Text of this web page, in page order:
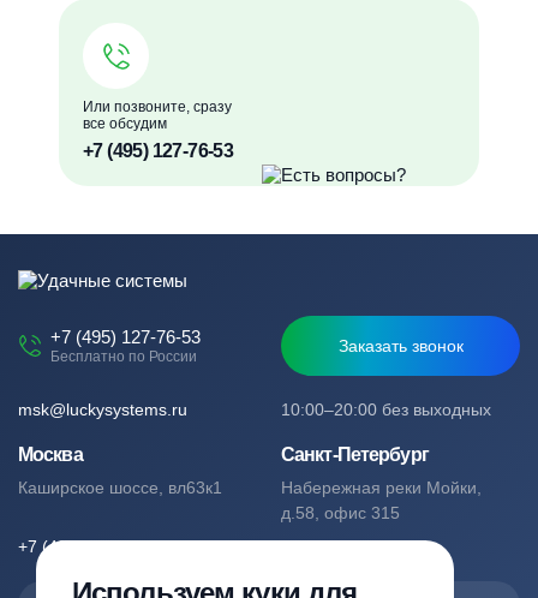
Или позвоните, сразу
все обсудим
+7 (495) 127-76-53
+7 (495) 127-76-53
Бесплатно по России
Заказать звонок
10:00–20:00 без выходных
msk@luckysystems.ru
Москва
Каширское шоссе, вл63к1
+7 (495) 127-76-53
Санкт-Петербург
Набережная реки Мойки,
д.58, офис 315
+7 (812) 244-49-61